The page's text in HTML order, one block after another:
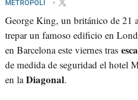
METRÓPOLI
George King, un británico de 21
trepar un famoso edificio en
en Barcelona este viernes tras
de medida de seguridad el hotel
en laDiagonal.